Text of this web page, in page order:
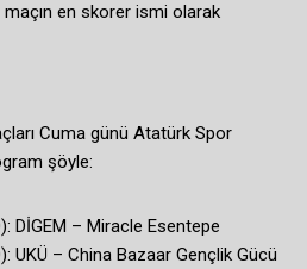
en skorer ismi olarak
Cuma günü Atatürk Spor
şöyle:
DİGEM – Miracle Esentepe
UKÜ – China Bazaar Gençlik Gücü